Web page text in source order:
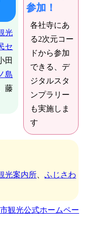
光
セ
田
島
、藤
参加！
各社寺にあ
る2次元コー
ドから参加
できる、デ
ジタルスタ
ンプラリー
も実施しま
す
光案内所、 ふじさわ
観光公式ホームペー